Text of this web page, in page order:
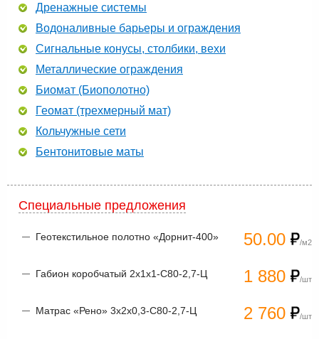
Дренажные системы
Водоналивные барьеры и ограждения
Сигнальные конусы, столбики, вехи
Металлические ограждения
Биомат (Биополотно)
Геомат (трехмерный мат)
Кольчужные сети
Бентонитовые маты
Специальные предложения
50.00 /м2
Геотекстильное полотно «Дорнит-400»
1 880 /шт
Габион коробчатый 2х1х1-С80-2,7-Ц
2 760 /шт
Матрас «Рено» 3х2х0,3-С80-2,7-Ц